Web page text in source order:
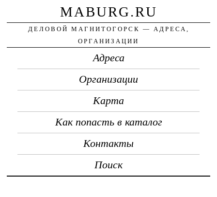
MABURG.RU
ДЕЛОВОЙ МАГНИТОГОРСК — АДРЕСА,
ОРГАНИЗАЦИИ
Адреса
Организации
Карта
Как попасть в каталог
Контакты
Поиск